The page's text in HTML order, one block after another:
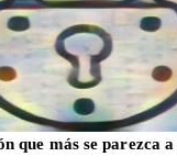
que más se parezca